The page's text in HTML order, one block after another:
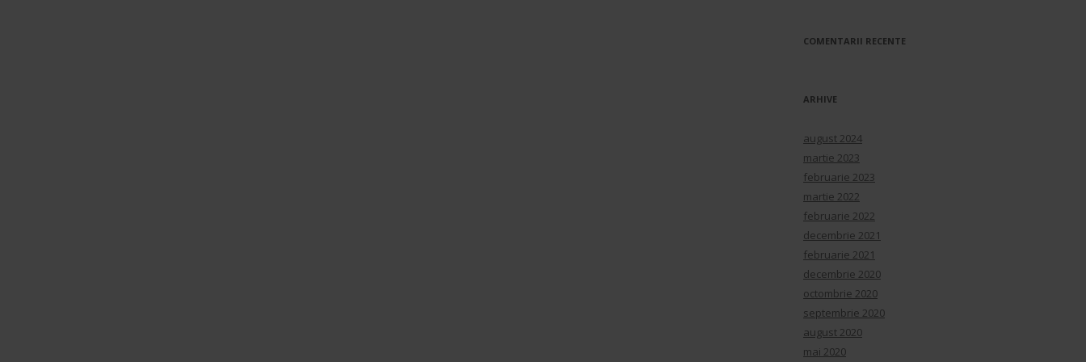
COMENTARII RECENTE
ARHIVE
august 2024
martie 2023
februarie 2023
martie 2022
februarie 2022
decembrie 2021
februarie 2021
decembrie 2020
octombrie 2020
septembrie 2020
august 2020
mai 2020